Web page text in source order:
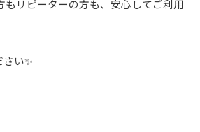
もリピーターの方も、安心してご利用
さい✨